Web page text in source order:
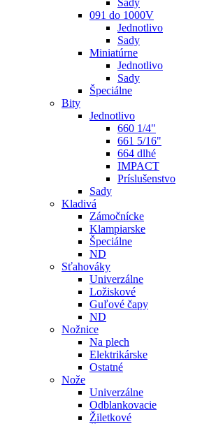
Sady
091 do 1000V
Jednotlivo
Sady
Miniatúrne
Jednotlivo
Sady
Špeciálne
Bity
Jednotlivo
660 1/4"
661 5/16"
664 dlhé
IMPACT
Príslušenstvo
Sady
Kladivá
Zámočnícke
Klampiarske
Špeciálne
ND
Sťahováky
Univerzálne
Ložiskové
Guľové čapy
ND
Nožnice
Na plech
Elektrikárske
Ostatné
Nože
Univerzálne
Odblankovacie
Žiletkové